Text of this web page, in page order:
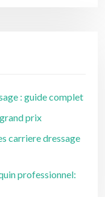
: guide complet
prix
carriere dressage
professionnel: